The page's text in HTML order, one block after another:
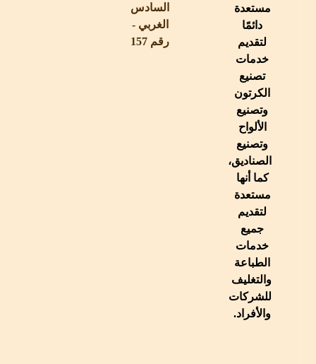
مستعدة
دائمًا
لتقديم
خدمات
تصنيع
الكرتون
وتصنيع
الألواح
وتصنيع
الصناديق،
كما أنها
مستعدة
لتقديم
جميع
خدمات
الطباعة
والتغليف
للشركات
والأفراد.
السادس
الغربي -
رقم 157